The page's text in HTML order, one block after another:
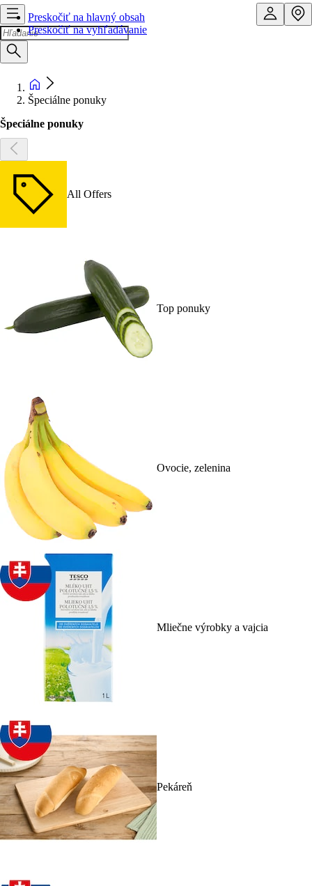
Preskočiť na hlavný obsah
Preskočiť na vyhľadávanie
Špeciálne ponuky
Špeciálne ponuky
All Offers
Top ponuky
Ovocie, zelenina
Mliečne výrobky a vajcia
Pekáreň